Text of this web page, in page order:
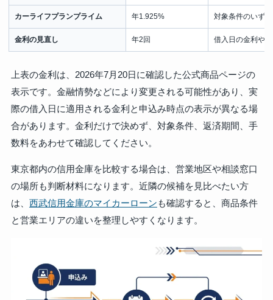
カーライフプランプライム 年1.925% 対象条件のいず
金利の見直し 年2回 借入日の金利や
上表の金利は、2026年7月20日に確認した公式商品ページの
表示です。金融情勢などにより変更される可能性があり、実
際の借入日に適用される金利と申込み時点の表示が異なる場
合があります。金利だけで決めず、対象条件、返済期間、手
数料をあわせて確認してください。
東京都内の信用金庫を比較する場合は、営業地区や相談窓口
の場所も判断材料になります。近隣の候補を見比べたい方
は、 西武信用金庫のマイカーローン も確認すると、商品条件
と営業エリアの違いを整理しやすくなります。